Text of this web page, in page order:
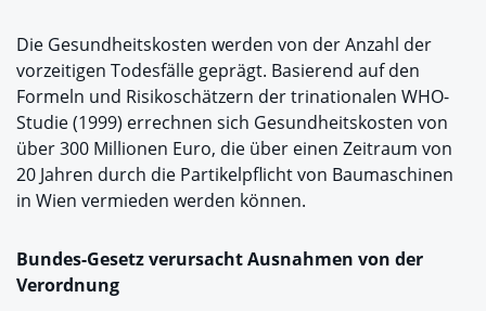
Die Gesundheitskosten werden von der Anzahl der
vorzeitigen Todesfälle geprägt. Basierend auf den
Formeln und Risikoschätzern der trinationalen WHO-
Studie (1999) errechnen sich Gesundheitskosten von
über 300 Millionen Euro, die über einen Zeitraum von
20 Jahren durch die Partikelpflicht von Baumaschinen
in Wien vermieden werden können.
Bundes-Gesetz verursacht Ausnahmen von der
Verordnung